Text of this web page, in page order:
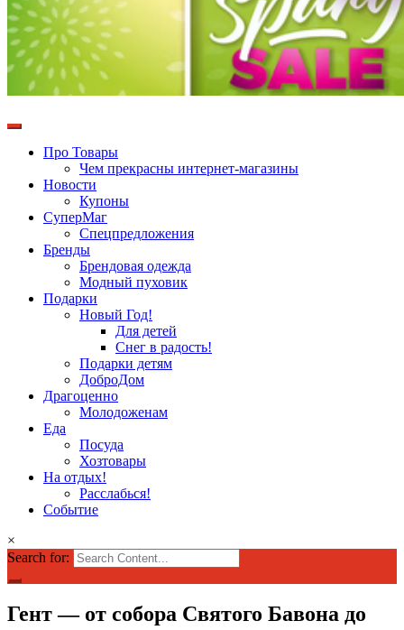
Про Товары
Чем прекрасны интернет-магазины
Новости
Купоны
СуперМаг
Спецпредложения
Бренды
Брендовая одежда
Модный пуховик
Подарки
Новый Год!
Для детей
Снег в радость!
Подарки детям
ДоброДом
Драгоценно
Молодоженам
Еда
Посуда
Хозтовары
На отдых!
Расслабься!
Событие
×
Search for:
Гент — от собора Святого Бавона до